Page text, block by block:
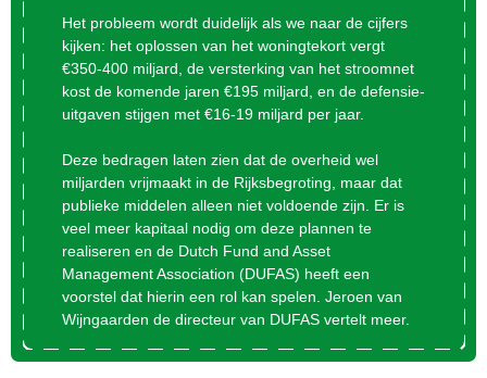
Het probleem wordt duidelijk als we naar de cijfers
kijken: het oplossen van het woningtekort vergt
€350-400 miljard, de versterking van het stroomnet
kost de komende jaren €195 miljard, en de defensie-
uitgaven stijgen met €16-19 miljard per jaar.
Deze bedragen laten zien dat de overheid wel
miljarden vrijmaakt in de Rijksbegroting, maar dat
publieke middelen alleen niet voldoende zijn. Er is
veel meer kapitaal nodig om deze plannen te
realiseren en de Dutch Fund and Asset
Management Association (DUFAS) heeft een
voorstel dat hierin een rol kan spelen Jeroen van
Wijngaarden de directeur van DUFAS vertelt meer.